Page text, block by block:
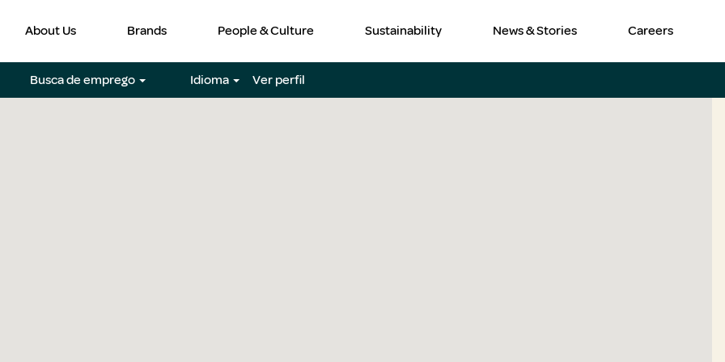
About Us Brands People & Culture Sustainability News & Stories Careers
Busca de emprego Idioma Ver perfil